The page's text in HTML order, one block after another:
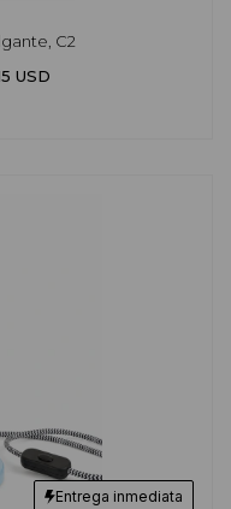
C2
USD
Entrega inmediata